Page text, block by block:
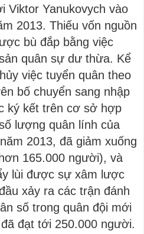
Viktor Yanukovych vào
2013. Thiếu vốn nguồn
bù đắp bằng việc
quân sự dư thừa. Kể
việc tuyển quân theo
bố chuyển sang nhập
ký kết trên cơ sở hợp
lượng quân lính của
2013, đã giảm xuống
165.000 người), và
lùi được sự xâm lược
xảy ra các trận đánh
số trong quân đội mới
đạt tới 250.000 người.